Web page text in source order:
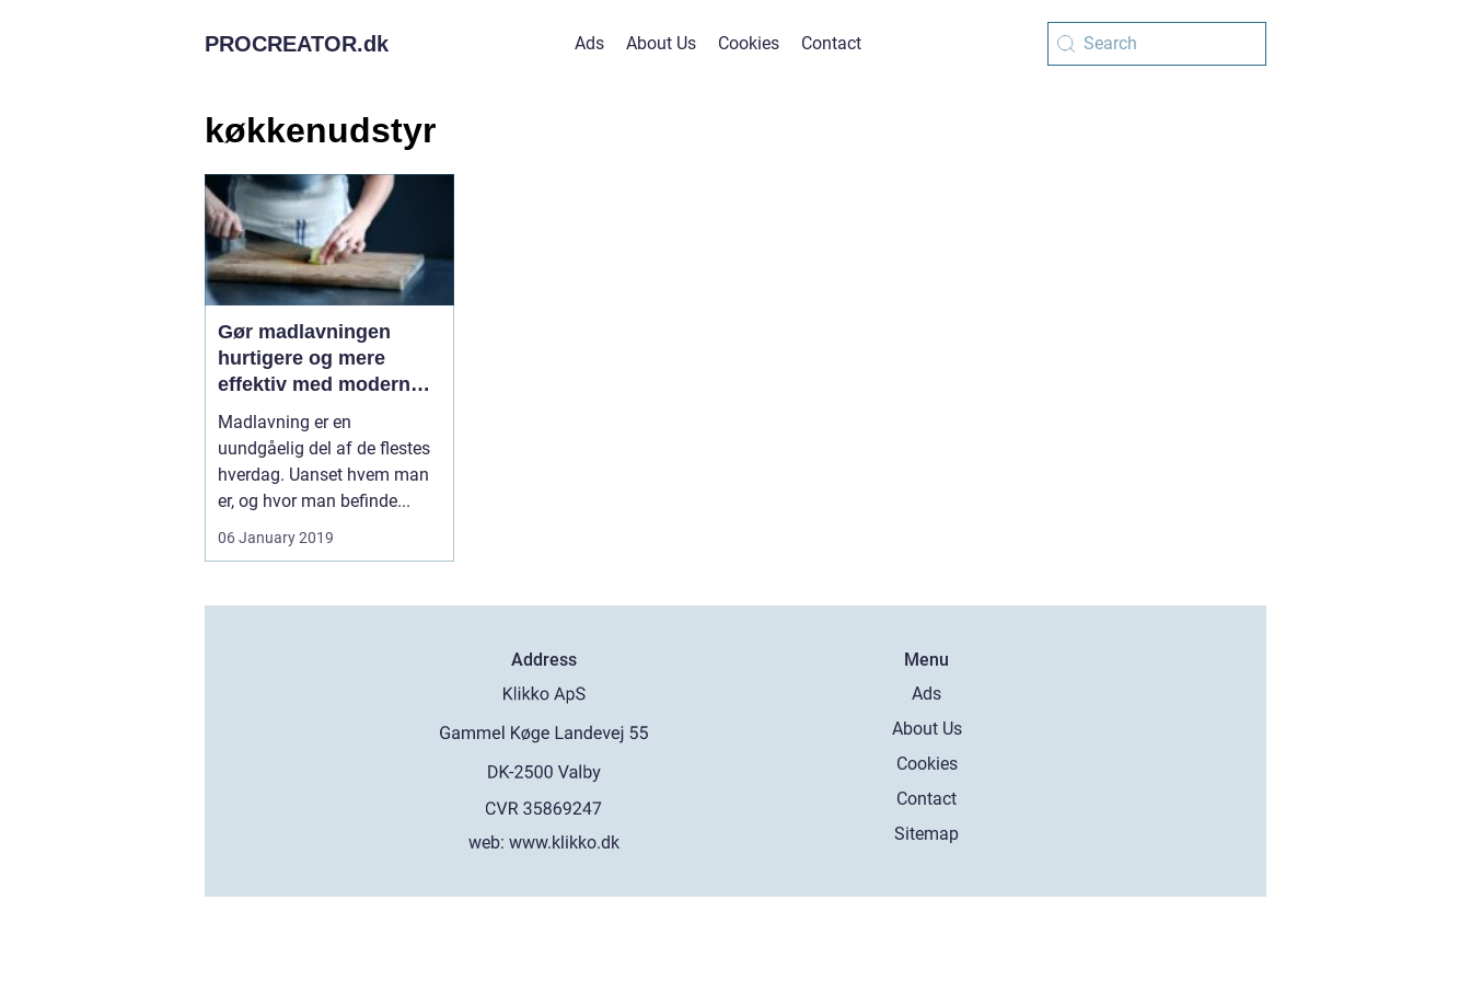
PROCREATOR.dk Ads About Us Cookies Contact
køkkenudstyr
Gør madlavningen
hurtigere og mere
effektiv med moderne
køkkenudstyr
Madlavning er en
uundgåelig del af de flestes
hverdag. Uanset hvem man
er, og hvor man befinde...
06 January 2019
Address
web:www.klikko.dk
Menu
Ads
About Us
Cookies
Contact
Sitemap